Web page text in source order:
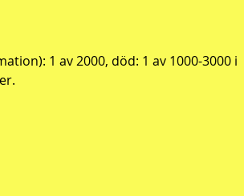
1 av 2000, död: 1 av 1000-3000 i